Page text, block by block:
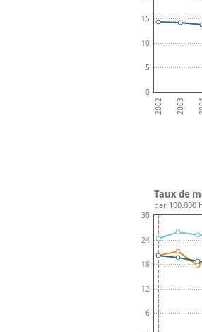
2002 2003
0
5
10
15
6
12
18
24
30
Taux de
par 100.000